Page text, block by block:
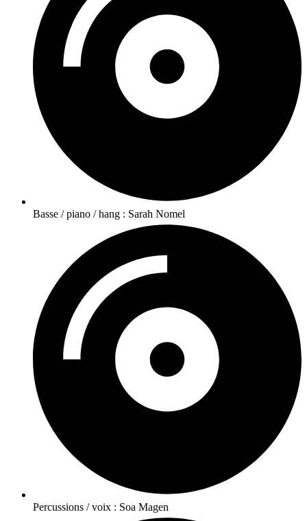
Basse / piano / hang : Sarah Nomel
Percussions / voix : Soa Magen